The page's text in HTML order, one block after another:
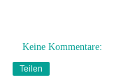
Keine Kommentare:
Teilen